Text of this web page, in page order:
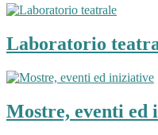
Laboratorio
Mostre, eventi ed